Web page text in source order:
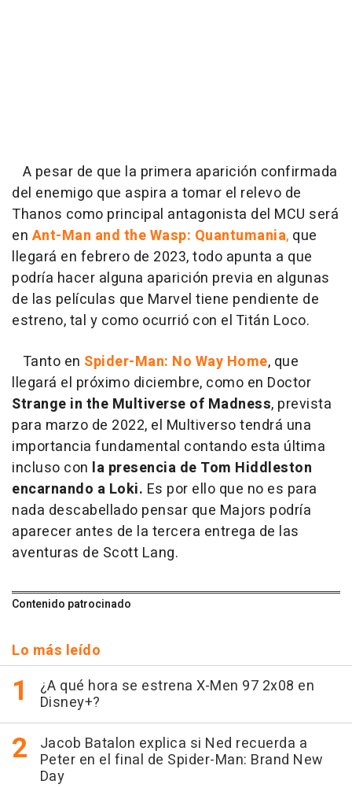
A pesar de que la primera aparición confirmada
del enemigo que aspira a tomar el relevo de
Thanos como principal antagonista del MCU será
en Ant-Man and the Wasp: Quantumania, que
llegará en febrero de 2023, todo apunta a que
podría hacer alguna aparición previa en algunas
de las películas que Marvel tiene pendiente de
estreno, tal y como ocurrió con el Titán Loco.
Tanto en Spider-Man: No Way Home, que
llegará el próximo diciembre, como en Doctor
Strange in the Multiverse of Madness, prevista
para marzo de 2022, el Multiverso tendrá una
importancia fundamental contando esta última
incluso con la presencia de Tom Hiddleston
encarnando a Loki. Es por ello que no es para
nada descabellado pensar que Majors podría
aparecer antes de la tercera entrega de las
aventuras de Scott Lang.
Contenido patrocinado
Lo más leído
¿A qué hora se estrena X-Men 97 2x08 en
Disney+?
Jacob Batalon explica si Ned recuerda a
Peter en el final de Spider-Man: Brand New
Day